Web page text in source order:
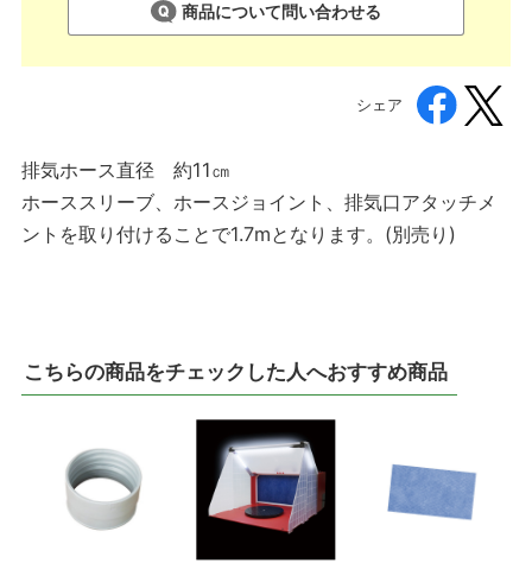
商品について問い合わせる
シェア
排気ホース直径 約11㎝
ホーススリーブ、ホースジョイント、排気口アタッチメ
ントを取り付けることで1.7mとなります。(別売り)
こちらの商品をチェックした人へおすすめ商品